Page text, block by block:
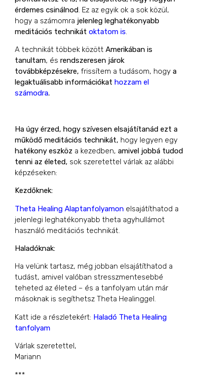
érdemes csinálnod. Ez az egyik ok a sok közül,
hogy a számomra jelenleg leghatékonyabb
meditációs technikát oktatom is.
A technikát többek között Amerikában is
tanultam, és rendszeresen járok
továbbképzésekre, frissítem a tudásom, hogy a
legaktuálisabb információkat hozzam el
számodra.
Ha úgy érzed, hogy szívesen elsajátítanád ezt a
működő meditációs technikát, hogy legyen egy
hatékony eszköz a kezedben, amivel jobbá tudod
tenni az életed, sok szeretettel várlak az alábbi
képzéseken:
Kezdőknek:
Theta Healing Alaptanfolyamon elsajátíthatod a
jelenlegi leghatékonyabb theta agyhullámot
használó meditációs technikát.
Haladóknak:
Ha velünk tartasz, még jobban elsajátíthatod a
tudást, amivel valóban stresszmentesebbé
teheted az életed – és a tanfolyam után már
másoknak is segíthetsz Theta Healinggel.
Katt ide a részletekért: Haladó Theta Healing
tanfolyam
Várlak szeretettel,
Mariann
***